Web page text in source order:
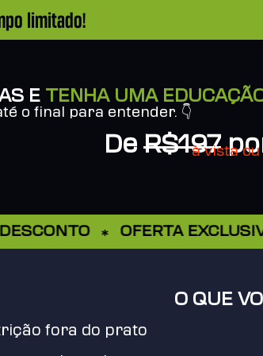
limitado!
E TENHA UMA
o final para entender. 👇
De R$197à vista ou
OFERTA EXCLUSIVA
O QUE
fora do prato